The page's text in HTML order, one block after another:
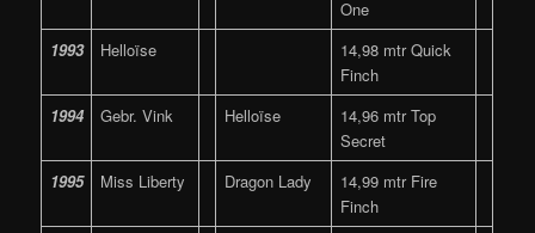
One
1993
Helloïse
14,98 mtr Quick
Finch
1994
Gebr. Vink Helloïse
14,96 mtr Top
Secret
1995
Miss Liberty Dragon Lady
14,99 mtr Fire
Finch